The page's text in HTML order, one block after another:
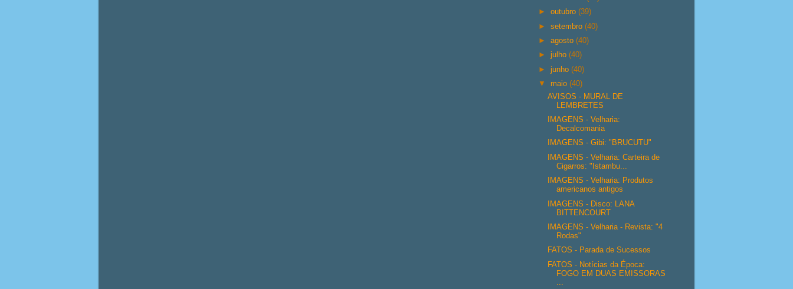
►outubro(39)
►setembro(40)
►agosto(40)
►julho(40)
►junho(40)
▼ maio(40)
AVISOS - MURAL DE
LEMBRETES
IMAGENS - Velharia:
Decalcomania
IMAGENS - Gibi: "BRUCUTU"
IMAGENS - Velharia: Carteira de
Cigarros: "Istambu...
IMAGENS - Velharia: Produtos
americanos antigos
IMAGENS - Disco: LANA
BITTENCOURT
IMAGENS - Velharia - Revista: "4
Rodas"
FATOS - Parada de Sucessos
FATOS - Notícias da Época:
FOGO EM DUAS EMISSORAS
...